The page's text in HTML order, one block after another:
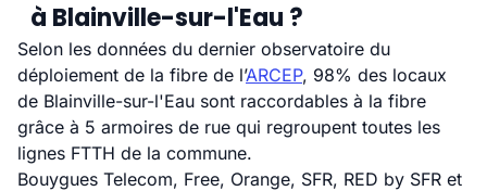
à Blainville-sur-l'Eau ?
Selon les données du dernier observatoire du
déploiement de la fibre de l’ARCEP, 98% des locaux
de Blainville-sur-l'Eau sont raccordables à la fibre
grâce à 5 armoires de rue qui regroupent toutes les
lignes FTTH de la commune.
Bouygues Telecom, Free, Orange, SFR, RED by SFR et